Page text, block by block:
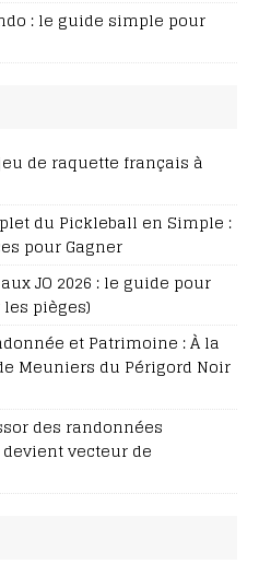
: le guide simple pour
de raquette français à
du Pickleball en Simple :
pour Gagner
JO 2026 : le guide pour
pièges)
et Patrimoine : À la
Meuniers du Périgord Noir
des randonnées
vecteur de